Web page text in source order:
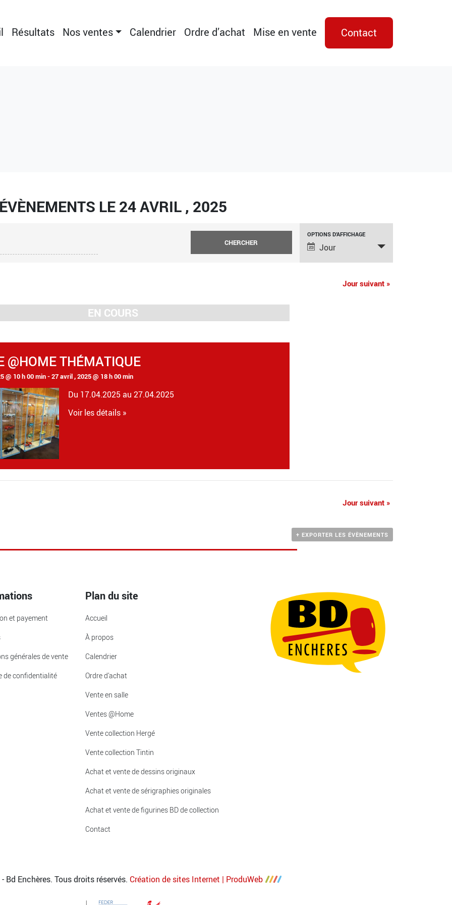
Résultats Nos ventes Calendrier Ordre d’achat Mise en vente Contact
ÉVÈNEMENTS LE 24 AVRIL , 2025
NAVIGATION
DE
ÉVÈNEMENT
OPTIONS D’AFFICHAGE
Jour
Jour suivant »
EN COURS
@HOME THÉMATIQUE
@ 10 h 00 min-27 avril , 2025 @ 18 h 00 min
Du 17.04.2025 au 27.04.2025
Voir les détails »
Jour suivant »
+ EXPORTER LES ÉVÈNEMENTS
et payement
générales de vente
de confidentialité
Plan du site
Accueil
À propos
Calendrier
Ordre d’achat
Vente en salle
Ventes @Home
Vente collection Hergé
Vente collection Tintin
Achat et vente de dessins originaux
Achat et vente de sérigraphies originales
Achat et vente de figurines BD de collection
Contact
Bd Enchères. Tous droits réservés. Création de sites Internet | ProduWeb